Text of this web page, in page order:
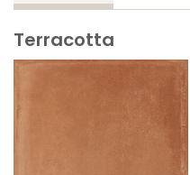
Terracotta